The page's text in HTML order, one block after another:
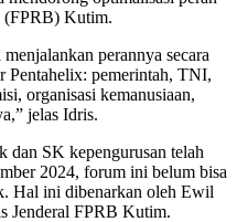
(FPRB) Kutim.
perannya secara
Pentahelix: pemerintah, TNI,
organisasi kemanusiaan,
jelas Idris.
dan SK kepengurusan telah
2024, forum ini belum bisa
Hal ini dibenarkan oleh Ewil
Jenderal FPRB Kutim.